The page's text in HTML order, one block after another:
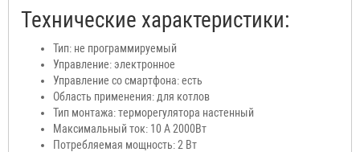
Технические характеристики:
Тип: не программируемый
Управление:электронное
Управление со смартфона: есть
Область применения: для котлов
Тип монтажа: терморегулятора настенный
Максимальный ток: 10 А 2000Вт
Потребляемая мощность: 2 Вт